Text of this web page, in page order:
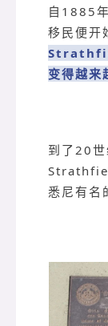
自1885
移民便开
变得越来
到了20世
悉尼有名